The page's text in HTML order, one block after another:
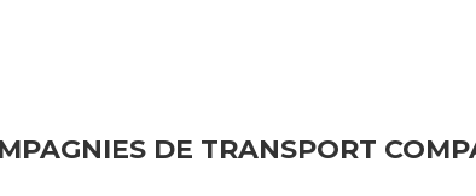
DE TRANSPORT